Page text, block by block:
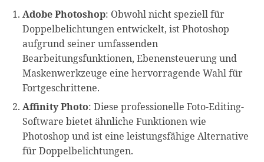
Adobe Photoshop: Obwohl nicht speziell für
Doppelbelichtungen entwickelt, ist Photoshop
aufgrund seiner umfassenden
Bearbeitungsfunktionen, Ebenensteuerung und
Maskenwerkzeuge eine hervorragende Wahl für
Fortgeschrittene.
Affinity Photo: Diese professionelle Foto-Editing-
Software bietet ähnliche Funktionen wie
Photoshop und ist eine leistungsfähige Alternative
für Doppelbelichtungen.